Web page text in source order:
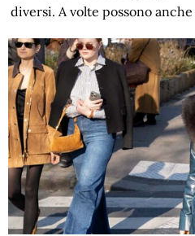
diversi. A volte possono